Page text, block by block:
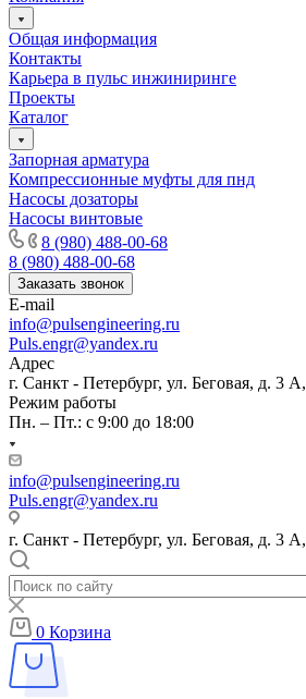
Общая информация
Контакты
Карьера в пульс инжиниринге
Проекты
Каталог
Запорная арматура
Компрессионные муфты для пнд
Насосы дозаторы
Насосы винтовые
8 (980) 488-00-68
8 (980) 488-00-68
Заказать звонок
E-mail
info@pulsengineering.ru
Puls.engr@yandex.ru
Адрес
г. Санкт - Петербург, ул. Беговая, д. 3
Режим работы
Пн. – Пт.: с 9:00 до 18:00
info@pulsengineering.ru
Puls.engr@yandex.ru
г. Санкт - Петербург, ул. Беговая, д. 3
0 Корзина